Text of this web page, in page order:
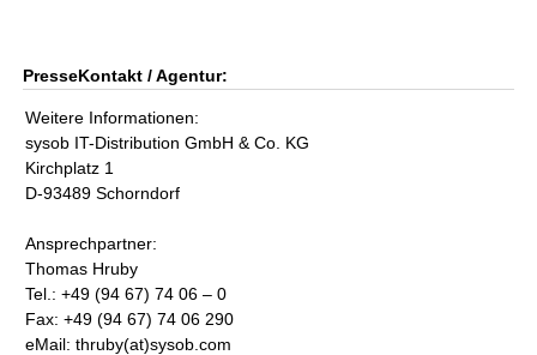
PresseKontakt / Agentur:
Weitere Informationen:
sysob IT-Distribution GmbH & Co. KG
Kirchplatz 1
D-93489 Schorndorf
Ansprechpartner:
Thomas Hruby
Tel.: +49 (94 67) 74 06 – 0
Fax: +49 (94 67) 74 06 290
eMail: thruby(at)sysob.com